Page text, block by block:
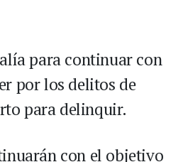
para continuar con
por los delitos de
para delinquir.
con el objetivo